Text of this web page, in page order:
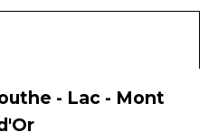
- Lac - Mont